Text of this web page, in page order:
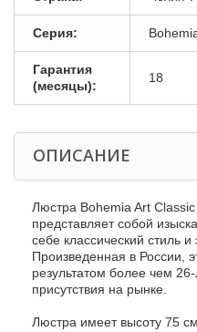
Серия:
Гарантия
(месяцы):
18
ОПИСАНИЕ
Люстра Bohemia Art
представляет собой
себе классический стиль и
Произведенная в России,
результатом более чем
присутствия на рынке.
Люстра имеет высоту 75